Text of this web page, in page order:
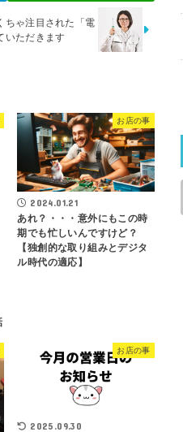
ちゃ注目された「電
いただきます
お店の事
2024.01.21
あれ？・・・意外にもこの時
期でも忙しいんですけど？
【独創的な取り組みとデジタ
ル時代の適応】
お店の事
2025.09.30